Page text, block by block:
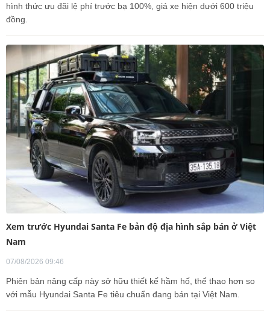
hình thức ưu đãi lệ phí trước bạ 100%, giá xe hiện dưới 600 triệu
đồng.
Xem trước Hyundai Santa Fe bản độ địa hình sắp bán ở Việt
Nam
07/08/2026 09:46
Phiên bản nâng cấp này sở hữu thiết kế hầm hố, thể thao hơn so
với mẫu Hyundai Santa Fe tiêu chuẩn đang bán tại Việt Nam.